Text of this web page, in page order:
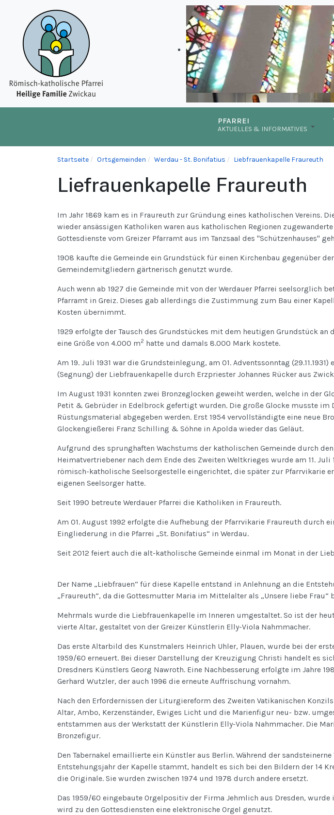
PFARREI
AKTUELLES & INFORMATIVES
Startseite Ortsgemeinden Werdau - St. Bonifatius Liebfrauenkapelle Fraureuth
Liefrauenkapelle Fraureuth
Im Jahr 1869 kam es in Fraureuth zur Gründung eines katholischen Vereins.
wieder ansässigen Katholiken waren aus katholischen Regionen
Gottesdienste vom Greizer Pfarramt aus im Tanzsaal des "Schützenhauses"
1908 kaufte die Gemeinde ein Grundstück für einen Kirchenbau gegenüber
Gemeindemitgliedern gärtnerisch genutzt wurde.
Auch wenn ab 1927 die Gemeinde mit von der Werdauer Pfarrei seelsorglich
Pfarramt in Greiz. Dieses gab allerdings die Zustimmung zum Bau einer
Kosten übernimmt.
1929 erfolgte der Tausch des Grundstückes mit dem heutigen Grundstück an
eine Größe von 4.000 m2 hatte und damals 8.000 Mark kostete.
Am 19. Juli 1931 war die Grundsteinlegung, am 01. Adventssonntag
(Segnung) der Liebfrauenkapelle durch Erzpriester Johannes Rücker aus
Im August 1931 konnten zwei Bronzeglocken geweiht werden, welche in der
Petit & Gebrüder in Edelbrock gefertigt wurden. Die große Glocke musste im
Rüstungsmaterial abgegeben werden. Erst 1954 vervollständigte eine neue
Glockengießerei Franz Schilling & Söhne in Apolda wieder das Geläut.
Aufgrund des sprunghaften Wachstums der katholischen Gemeinde durch
Heimatvertriebener nach dem Ende des Zweiten Weltkrieges wurde am 11.
römisch-katholische Seelsorgestelle eingerichtet, die später zur Pfarrvikarie
eigenen Seelsorger hatte.
Seit 1990 betreute Werdauer Pfarrei die Katholiken in Fraureuth.
Am 01. August 1992 erfolgte die Aufhebung der Pfarrvikarie Fraureuth durch
Eingliederung in die Pfarrei „St. Bonifatius“ in Werdau.
Seit 2012 feiert auch die alt-katholische Gemeinde einmal im Monat in der
Der Name „Liebfrauen“ für diese Kapelle entstand in Anlehnung an die
„Fraureuth“, da die Gottesmutter Maria im Mittelalter als „Unsere liebe Frau“
Mehrmals wurde die Liebfrauenkapelle im Inneren umgestaltet. So ist der
vierte Altar, gestaltet von der Greizer Künstlerin Elly-Viola Nahmmacher.
Das erste Altarbild des Kunstmalers Heinrich Uhler, Plauen, wurde bei der
1959/60 erneuert. Bei dieser Darstellung der Kreuzigung Christi handelt es
Dresdners Künstlers Georg Nawroth. Eine Nachbesserung erfolgte im Jahre
Gerhard Wutzler, der auch 1996 die erneute Auffrischung vornahm.
Nach den Erfordernissen der Liturgiereform des Zweiten Vatikanischen
Altar, Ambo, Kerzenständer, Ewiges Licht und die Marienfigur neu- bzw.
entstammen aus der Werkstatt der Künstlerin Elly-Viola Nahmmacher. Die
Bronzefigur.
Den Tabernakel emaillierte ein Künstler aus Berlin. Während der
Entstehungsjahr der Kapelle stammt, handelt es sich bei den Bildern der 14
die Originale. Sie wurden zwischen 1974 und 1978 durch andere ersetzt.
Das 1959/60 eingebaute Orgelpositiv der Firma Jehmlich aus Dresden, wurde
wird zu den Gottesdiensten eine elektronische Orgel genutzt.